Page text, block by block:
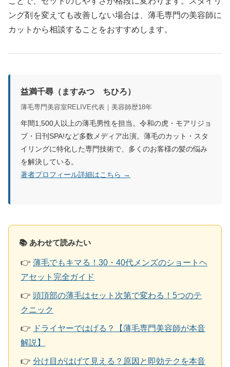
ング剤を変えても改善しない場合は、薄毛専門の美容師に
カットから相談することをおすすめします。
益満千尋（ますみつ ちひろ）
薄毛専門美容室RELIVE代表｜美容師歴18年
年間1,500人以上の薄毛男性を担当。令和の虎・モアリジョ
ブ・日刊SPA!など多数メディア出演。薄毛のカット・スタ
イリングに特化した専門技術で、多くのお客様の髪の悩み
を解決している。
著者プロフィール詳細はこちら →
📚 あわせて読みたい
👉薄毛でもキマる！30・40代メンズのショートヘ
アセット完全ガイド
👉頭頂部の薄毛はセット次第で変わる！5つのテ
クニック
👉 ドライヤーではげる？【薄毛専門美容師が本音
解説】
👉分け目がはげて見える？原因と即効テクを本音